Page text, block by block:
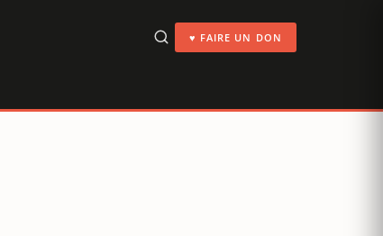
♥ FAIRE UN DON